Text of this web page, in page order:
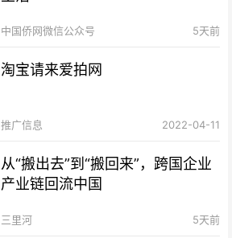
中国侨网微信公众号 5天前
淘宝请来爱拍网
推广信息 2022-04-11
从“搬出去”到“搬回来”，跨国企业
产业链回流中国
三里河 5天前